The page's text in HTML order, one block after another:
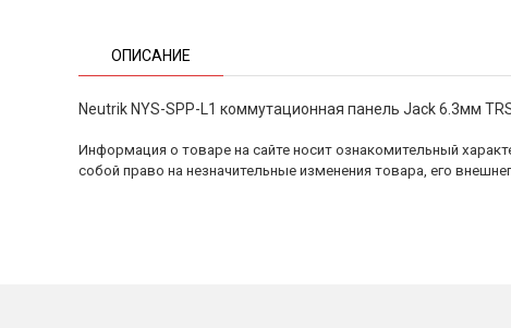
ОПИСАНИЕ
Neutrik NYS-SPP-L1 коммутационная панель Jack 6.3мм
Информация о товаре на сайте носит ознакомительный
собой право на незначительные изменения товара, его